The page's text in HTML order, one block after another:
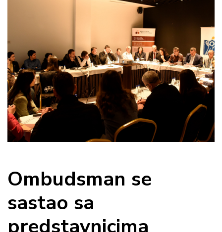
Ombudsman se
sastao sa
predstavnicima